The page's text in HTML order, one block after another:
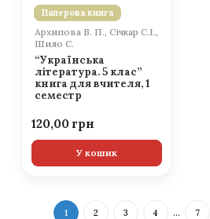
Паперова книга
Архипова В. П., Січкар С.І.,
Шило С.
“Українська
література. 5 клас”
книга для вчителя, 1
семестр
120,00
У кошик
1 2 3 4 … 7